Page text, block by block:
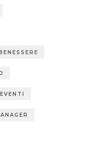
BENESSERE
EVENTI